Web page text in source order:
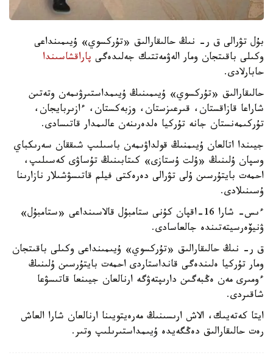
بۇل تۋرالى ق ر- نىڭ حالىقارالىق «تۇركسوي» ۇيىمىنداعى
وكىلى باقىتجان ومار الەۋمەتتىك جەلىدەگى پاراقشاسىندا
حابارلادى.
حالىقارالىق «تۇركسوي» ۇيىمىنىڭ ۇيىمداستىرۋىمەن وتەتىن
شاراعا قازاقستان، قىرعىزستان، وزبەكستان، ءازىربايجان،
تۇركىمەنستان جانە تۇركيا ەلدەرىنەن عالىمدار قاتىسادى.
جيىندا اتالعان ۇيىمنىڭ قولداۋىمەن باسىلىپ شىققان سەرىكباي
وسپان ۇلىنىڭ «ۇلت ۇستازى» كىتابىنىڭ تۇساۋى كەسىلىپ،
احمەت بايتۇرسىن ۇلى تۋرالى دەرەكتى فيلم قاتىسۋشىلار نازارىنا
ۇسىنىلادى.
ءىس- شارا 16-اقپان كۇنى ستامبۇل قالاسىنداعى «ستامبۇل»
ۋنيۆەرسيتەتىندە جالعاسادى.
ق ر- نىڭ حالىقارالىق «تۇركسوي» ۇيىمىنداعى وكىلى باقىتجان
ومار تۇركيا ەلىندەگى قانداستاردى احمەت بايتۇرسىن ۇلىنىڭ
ءومىرى مەن ەڭبەگىن دارىپتەۋگە ارنالعان جيىنعا قاتىسۋعا
شاقىردى.
ايتا كەتەيىك، الاش ارىسىنىڭ مەرەيتويىنا ارنالعان شارا العاش
رەت حالىقارالىق دەڭگەيدە ۇيىمداستىرىلىپ وتىر.